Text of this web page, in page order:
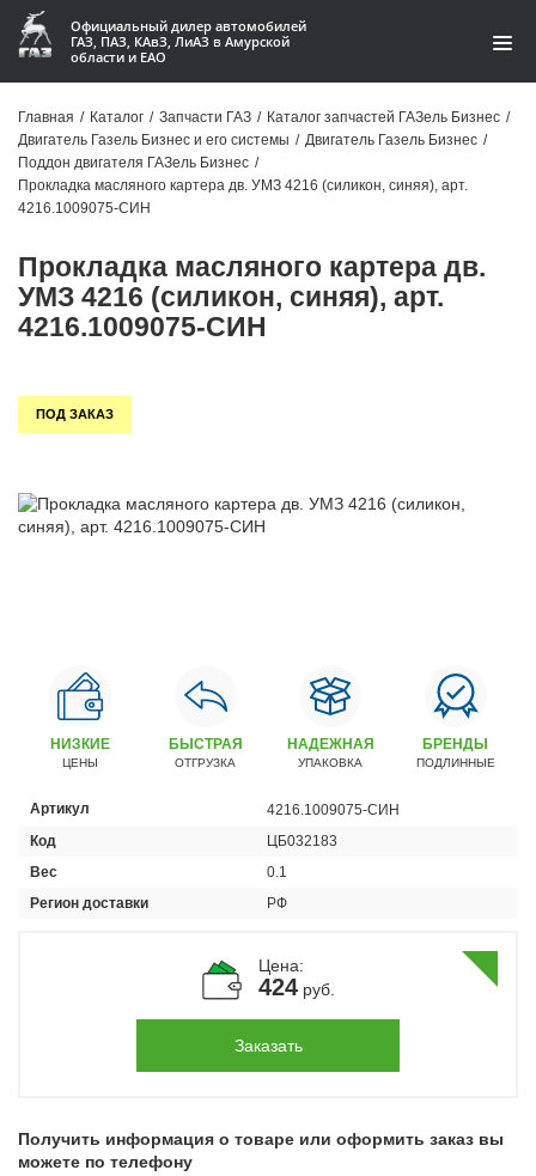
Официальный дилер автомобилей
ГАЗ, ПАЗ, КАвЗ, ЛиАЗ в Амурской
области и ЕАО
Акции
О компании
Контакты
Доставка
Статьи
Сервисный центр
+7 (4162) 22–95–69
График работы: ПН-ПТ с 8.30 до 18.00 (+6 по МСК)
График работы сервис: ПН-СБ с 8.30 до 20.00
Главная / Каталог / Запчасти ГАЗ / Каталог запчастей ГАЗель Бизнес /
Двигатель Газель Бизнес и его системы / Двигатель Газель Бизнес /
Поддон двигателя ГАЗель Бизнес /
Прокладка масляного картера дв. УМЗ 4216 (силикон, синяя), арт.
4216.1009075-СИН
Прокладка масляного картера дв.
УМЗ 4216 (силикон, синяя), арт.
4216.1009075-СИН
ПОД ЗАКАЗ
НИЗКИЕ
ЦЕНЫ
БЫСТРАЯ
ОТГРУЗКА
НАДЕЖНАЯ
УПАКОВКА
БРЕНДЫ
ПОДЛИННЫЕ
Артикул
4216.1009075-СИН
Код
ЦБ032183
Вес
0.1
Регион доставки
РФ
Цена:
424руб.
Заказать
Получить информация о товаре или оформить заказ вы
можете по телефону